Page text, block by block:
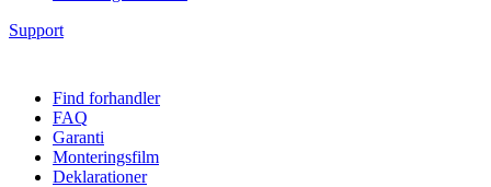
Support
Find forhandler
FAQ
Garanti
Monteringsfilm
Deklarationer